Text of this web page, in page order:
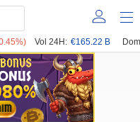
Vol 24H: €165.22 B